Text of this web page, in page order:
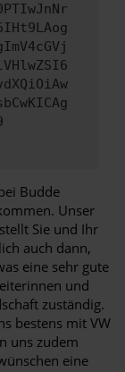
Budde
Unser
Sie und Ihr
auch dann,
eine sehr gute
und
zuständig.
bestens mit VW
uns zudem
eine